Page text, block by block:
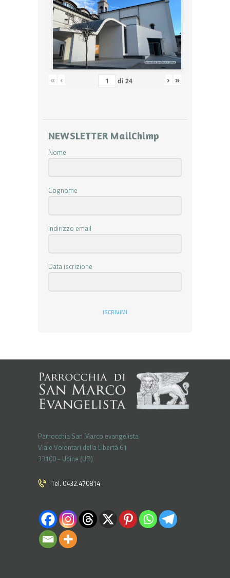
« ‹ di 24 › »
NEWSLETTER MailChimp
Nome
Cognome
Indirizzo email
Data iscrizione
ISCRIVIMI
Parrocchia San Marco evangelista
Viale Volontari della Libertá 61
33100 - Udine (UD)
Tel. 0432.470814